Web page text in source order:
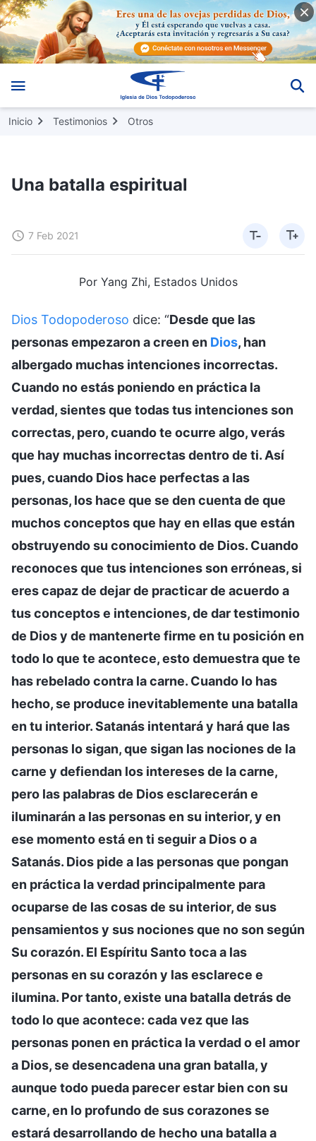
Inicio Testimonios Otros
Una batalla espiritual
7 Feb 2021
Por Yang Zhi, Estados Unidos
Dios Todopoderoso dice: “Desde que las
personas empezaron a creen en Dios, han
albergado muchas intenciones incorrectas.
Cuando no estás poniendo en práctica la
verdad, sientes que todas tus intenciones son
correctas, pero, cuando te ocurre algo, verás
que hay muchas incorrectas dentro de ti. Así
pues, cuando Dios hace perfectas a las
personas, los hace que se den cuenta de que
muchos conceptos que hay en ellas que están
obstruyendo su conocimiento de Dios. Cuando
reconoces que tus intenciones son erróneas, si
eres capaz de dejar de practicar de acuerdo a
tus conceptos e intenciones, de dar testimonio
de Dios y de mantenerte firme en tu posición en
todo lo que te acontece, esto demuestra que te
has rebelado contra la carne. Cuando lo has
hecho, se produce inevitablemente una batalla
en tu interior. Satanás intentará y hará que las
personas lo sigan, que sigan las nociones de la
carne y defiendan los intereses de la carne,
pero las palabras de Dios esclarecerán e
iluminarán a las personas en su interior, y en
ese momento está en ti seguir a Dios o a
Satanás. Dios pide a las personas que pongan
en práctica la verdad principalmente para
ocuparse de las cosas de su interior, de sus
pensamientos y sus nociones que no son según
Su corazón. El Espíritu Santo toca a las
personas en su corazón y las esclarece e
ilumina. Por tanto, existe una batalla detrás de
todo lo que acontece: cada vez que las
personas ponen en práctica la verdad o el amor
a Dios, se desencadena una gran batalla, y
aunque todo pueda parecer estar bien con su
carne, en lo profundo de sus corazones se
estará desarrollando de hecho una batalla a